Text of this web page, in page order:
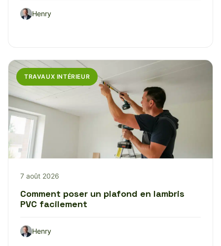
Henry
TRAVAUX INTÉRIEUR
7 août 2026
Comment poser un plafond en lambris
PVC facilement
Henry